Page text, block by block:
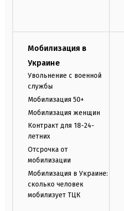
Мобилизация в
Украине
Увольнение с военной
службы
Мобилизация 50+
Мобилизация женщин
Контракт для 18-24-
летних
Отсрочка от
мобилизации
Мобилизация в Украине:
сколько человек
мобилизует ТЦК